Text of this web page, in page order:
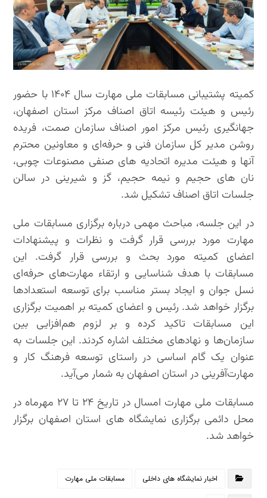
کمیته پشتیبانی مسابقات ملی مهارت سال ۱۴۰۴ با حضور
رئیس و هیئت رئیسه اتاق اصناف مرکز استان اصفهان،
جهانگیری رئیس مرکز امور اصناف سازمان صمت، فریده
روشن مدیر کل سازمان فنی و حرفه‌ای و معاونین محترم
آنها و هیئت مدیره اتحادیه های صنفی مصنوعات چوبی،
نان های حجیم و نیمه حجیم، گز و شیرینی در سالن
جلسات اتاق اصناف تشکیل شد.
در این جلسه، مباحث مهمی درباره برگزاری مسابقات ملی
مهارت مورد بررسی قرار گرفت و نظرات و پیشنهادات
اعضای کمیته مورد بحث و بررسی قرار گرفت. این
مسابقات با هدف شناسایی و ارتقاء مهارت‌های حرفه‌ای
نسل جوان و ایجاد بستر مناسب برای توسعه استعدادها
برگزار خواهد شد. رئیس و اعضای کمیته بر اهمیت برگزاری
این مسابقات تاکید کرده و بر لزوم هم‌افزایی بین
سازمان‌ها و نهادهای مختلف اشاره کردند. این جلسات به
عنوان یک گام اساسی در راستای توسعه فرهنگ کار و
مهارت‌آفرینی در استان اصفهان به شمار می‌آید.
مسابقات ملی مهارت امسال در تاریخ ۲۴ تا ۲۷ مهرماه در
محل دائمی برگزاری نمایشگاه های استان اصفهان برگزار
خواهد شد.
اخبار نمایشگاه های داخلی مسابقات ملی مهارت